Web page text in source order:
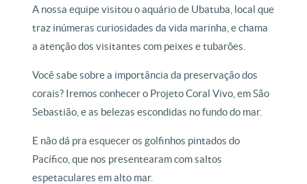
A nossa equipe visitou o aquário de Ubatuba, local que
traz inúmeras curiosidades da vida marinha, e chama
a atenção dos visitantes com peixes e tubarões.
Você sabe sobre a importância da preservação dos
corais? Iremos conhecer o Projeto Coral Vivo, em São
Sebastião, e as belezas escondidas no fundo do mar.
E não dá pra esquecer os golfinhos pintados do
Pacífico, que nos presentearam com saltos
espetaculares em alto mar.